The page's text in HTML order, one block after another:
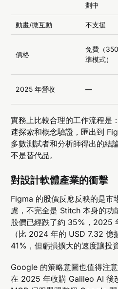
劃中
動畫/微互動 不支援
價格
免費（
準模式）
2025 年營收 —
實務上比較合理的工作流程是
速探索和概念驗證，匯出到
多數測試者和分析師得出的結
不是替代品。
對設計軟體產業的衝擊
Figma 的股價反應反映的是市
慮，不完全是 Stitch 本身的功
股價已經跌了約 35%，2025
（比 2024 年的 USD 7.32 億
41%，但虧損擴大的速度讓投
Google 的策略意圖也值得注
在 2025 年收購 Galileo AI 後